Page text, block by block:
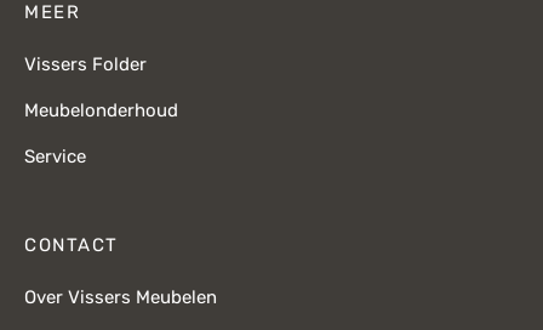
MEER
Vissers Folder
Meubelonderhoud
Service
CONTACT
Over Vissers Meubelen